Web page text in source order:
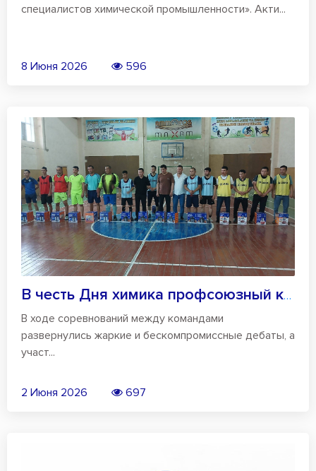
специалистов химической промышленности». Акти...
8 Июня 2026 596
В честь Дня химика профсоюзный комитет А...
В ходе соревнований между командами
развернулись жаркие и бескомпромиссные дебаты, а
участ...
2 Июня 2026 697